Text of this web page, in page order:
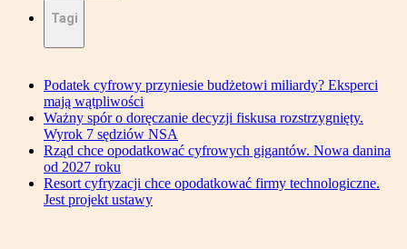
Tagi
Podatek cyfrowy przyniesie budżetowi miliardy? Eksperci
mają wątpliwości
Ważny spór o doręczanie decyzji fiskusa rozstrzygnięty.
Wyrok 7 sędziów NSA
Rząd chce opodatkować cyfrowych gigantów. Nowa danina
od 2027 roku
Resort cyfryzacji chce opodatkować firmy technologiczne.
Jest projekt ustawy